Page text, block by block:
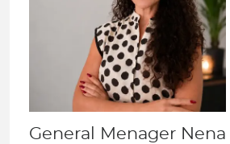
General Menager